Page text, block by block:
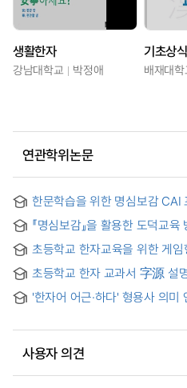
생활한자
강남대학교 박정애
기초상
배재대학
연관학위논문
한문학습을 위한 명심보감 CAI
CAI Program for Learning
『명심보감』을 활용한 도덕교
초등학교 한자교육을 위한 게
Design and implementation
courseware for chinese
elementary school
초등학교 한자 교과서 字源 설
'한자어 어근·하다' 형용사 의미
사용자 의견